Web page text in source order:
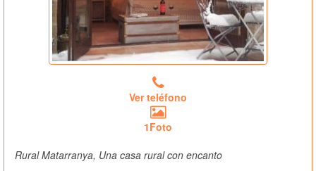
Ver teléfono
1Foto
Rural Matarranya, Una casa rural con encanto